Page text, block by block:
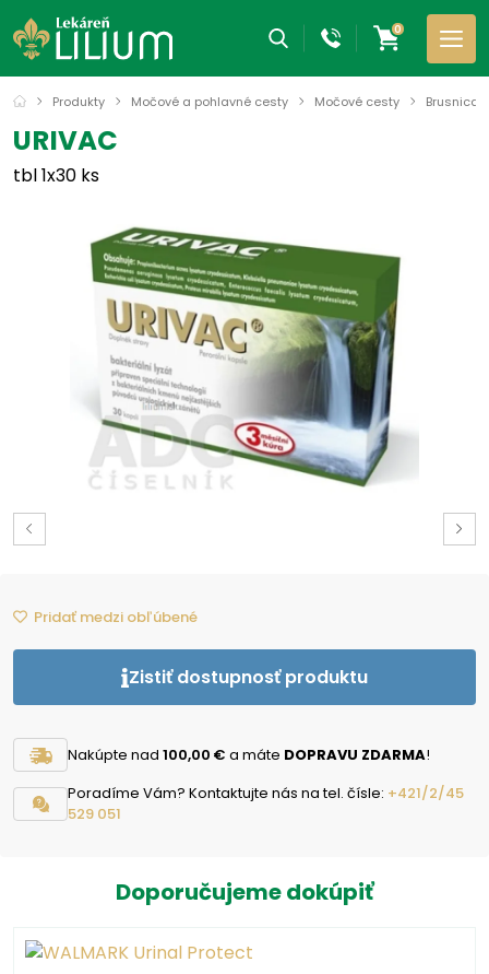
0
Produkty Močové a pohlavné cesty Močové cesty Brusnica
URIVAC
tbl 1x30 ks
Pridať medzi obľúbené
Zistiť dostupnosť produktu
Nakúpte nad 100,00 € a máte DOPRAVU ZDARMA!
Poradíme Vám? Kontaktujte nás na tel. čísle: +421/2/45
529 051
Doporučujeme dokúpiť